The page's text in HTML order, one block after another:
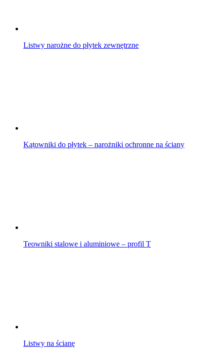
Listwy narożne do płytek zewnętrzne
Kątowniki do płytek – narożniki ochronne na ściany
Teowniki stalowe i aluminiowe – profil T
Listwy na ścianę